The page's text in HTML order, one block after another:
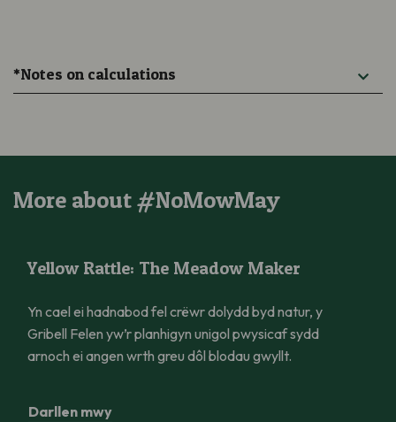
*Notes on calculations
More about #NoMowMay
Yellow Rattle: The Meadow Maker
Yn cael ei hadnabod fel crëwr dolydd byd natur, y
Gribell Felen yw’r planhigyn unigol pwysicaf sydd
arnoch ei angen wrth greu dôl blodau gwyllt.
Darllen mwy